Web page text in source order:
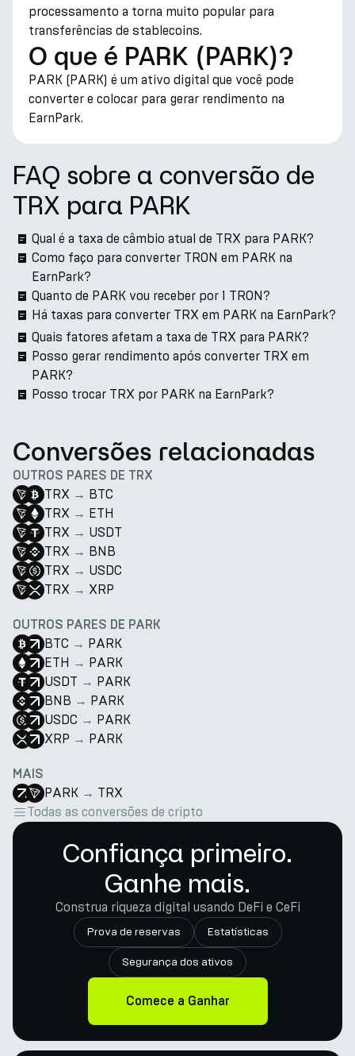
processamento a torna muito popular para
transferências de stablecoins.
O que é PARK (PARK)?
PARK (PARK) é um ativo digital que você pode
converter e colocar para gerar rendimento na
EarnPark.
FAQ sobre a conversão de
TRX para PARK
Qual é a taxa de câmbio atual de TRX para PARK?
Como faço para converter TRON em PARK na
EarnPark?
Quanto de PARK vou receber por 1 TRON?
Há taxas para converter TRX em PARK na EarnPark?
Quais fatores afetam a taxa de TRX para PARK?
Posso gerar rendimento após converter TRX em
PARK?
Posso trocar TRX por PARK na EarnPark?
Conversões relacionadas
OUTROS PARES DE TRX
TRX → BTC
TRX → ETH
TRX → USDT
TRX → BNB
TRX → USDC
TRX → XRP
OUTROS PARES DE PARK
BTC → PARK
ETH → PARK
USDT → PARK
BNB → PARK
USDC → PARK
XRP → PARK
MAIS
PARK → TRX
Todas as conversões de cripto
Confiança primeiro.
Ganhe mais.
Construa riqueza digital usando DeFi e CeFi
Prova de reservas Estatísticas
Segurança dos ativos
Comece a Ganhar